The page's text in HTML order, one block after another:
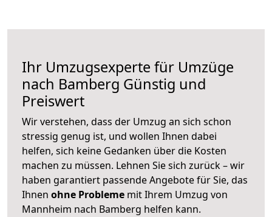
Ihr Umzugsexperte für Umzüge
nach Bamberg Günstig und
Preiswert
Wir verstehen, dass der Umzug an sich schon
stressig genug ist, und wollen Ihnen dabei
helfen, sich keine Gedanken über die Kosten
machen zu müssen. Lehnen Sie sich zurück – wir
haben garantiert passende Angebote für Sie, das
Ihnen ohne Probleme mit Ihrem Umzug von
Mannheim nach Bamberg helfen kann.